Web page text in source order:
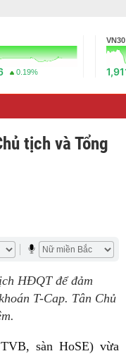
0.19%
VN30
tịch và Tổng
HĐQT để đảm
T-Cap. Tân Chủ
sàn HoSE) vừa